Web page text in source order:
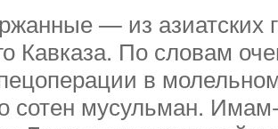
— из азиатских
Кавказа. По словам
в
сотен мусульман.